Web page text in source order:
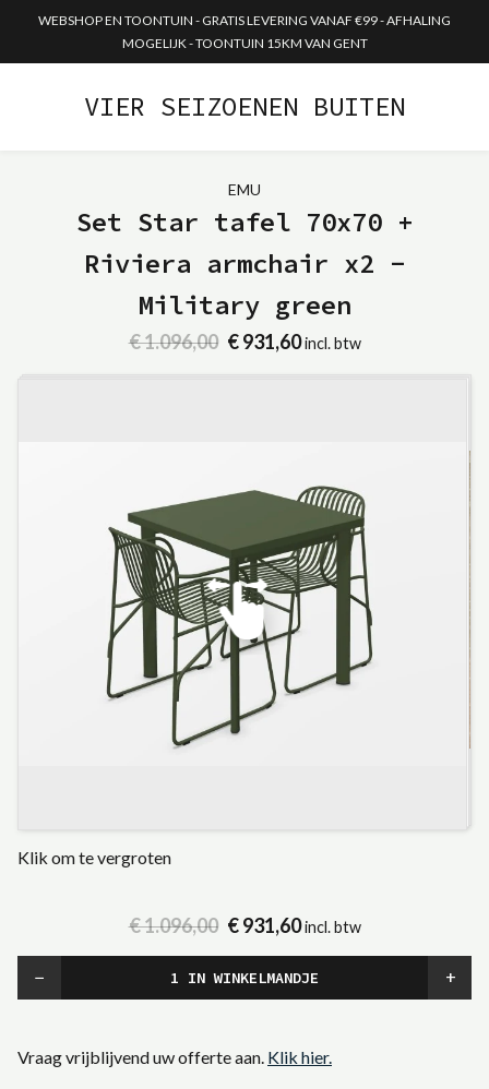
WEBSHOP EN TOONTUIN - GRATIS LEVERING VANAF €99 - AFHALING
MOGELIJK - TOONTUIN 15KM VAN GENT
VIER SEIZOENEN BUITEN
EMU
Set Star tafel 70x70 +
Riviera armchair x2 -
Military green
€ 1.096,00 € 931,60incl. btw
Klik om te vergroten
€ 1.096,00 € 931,60incl. btw
− +
Vraag vrijblijvend uw offerte aan. Klik hier.